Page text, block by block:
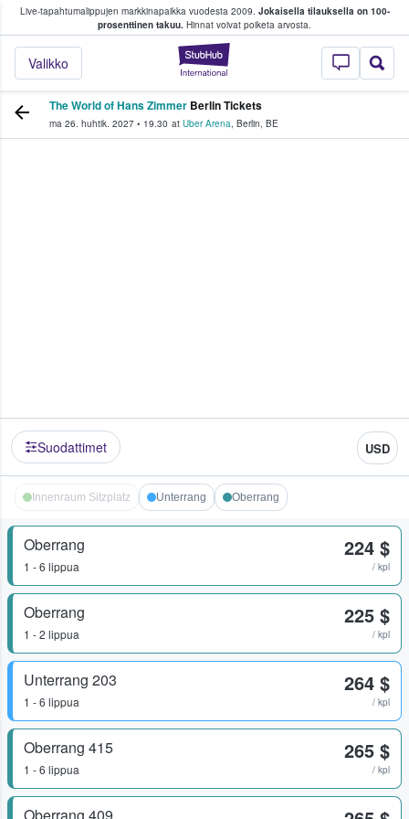
Live-tapahtumalippujen markkinapaikka vuodesta 2009. Jokaisella tilauksella on 100-
prosenttinen takuu. Hinnat voivat poiketa arvosta.
StubHub -
Valikko
fanit ostavat ja myyvät lippuja
The World of Hans Zimmer Berlin Tickets
ma 26. huhtik. 2027 • 19.30 at Uber Arena, Berlin, BE
Suodattimet USD
Innenraum Sitzplatz Unterrang Oberrang
Oberrang
1 - 6 lippua
224 $
/ kpl
Oberrang
1 - 2 lippua
225 $
/ kpl
Unterrang 203
1 - 6 lippua
264 $
/ kpl
Oberrang 415
1 - 6 lippua
265 $
/ kpl